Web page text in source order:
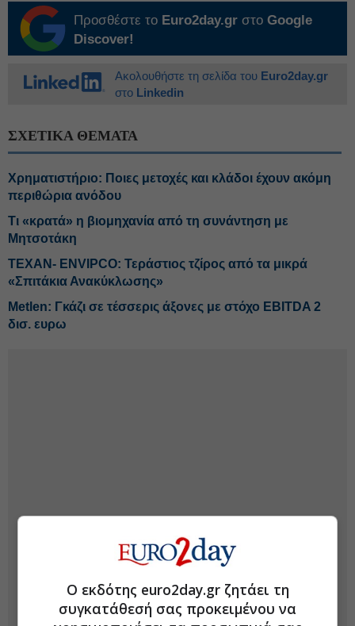
Προσθέστε το Euro2day.gr στο Google
Discover!
Ακολουθήστε τη σελίδα του Euro2day.gr
στο Linkedin
ΣΧΕΤΙΚΑ ΘΕΜΑΤΑ
Χρηματιστήριο: Ποιες μετοχές και κλάδοι έχουν ακόμη
περιθώρια ανόδου
Τι «κρατά» η βιομηχανία από τη συνάντηση με
Μητσοτάκη
ΤΕΧΑΝ- ENVIPCO: Τεράστιος τζίρος από τα μικρά
«Σπιτάκια Ανακύκλωσης»
Metlen: Γκάζι σε τέσσερις άξονες με στόχο EBITDA 2
δισ. ευρω
Ο εκδότης euro2day.gr ζητάει τη
συγκατάθεσή σας προκειμένου να